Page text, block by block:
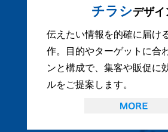
チラシデザイ
伝えたい情報を的確に届け
作。目的やターゲットに合
ンと構成で、集客や販促に
ルをご提案します。